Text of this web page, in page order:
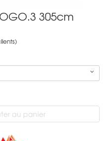
305cm
au panier